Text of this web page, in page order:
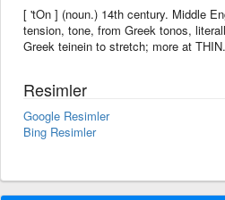
[ 'tOn ] (noun.) 14th century. Middle
tension, tone, from Greek tonos,
Greek teinein to stretch; more at THIN.
Resimler
Google Resimler
Bing Resimler